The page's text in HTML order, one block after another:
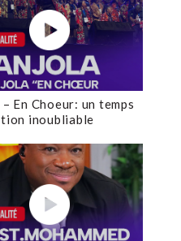
En Choeur: un temps
inoubliable